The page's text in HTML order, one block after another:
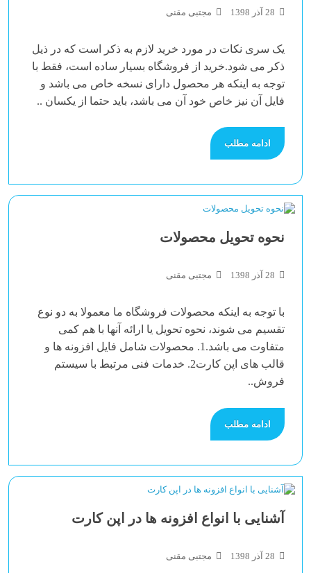
28 آذر 1398 مجتبی مقنی
یک سری نکات در مورد خرید لازم به ذکر است که در ذیل
ذکر می شود.خرید از فروشگاه بسیار ساده است، فقط با
توجه به اینکه هر محصول دارای نسخه خاص می باشد و
فایل آن نیز خاص خود آن می باشد، باید حتما از یکسان ..
ادامه مطلب
نحوه تحویل محصولات
28 آذر 1398 مجتبی مقنی
با توجه به اینکه محصولات فروشگاه ما معمولا به دو نوع
تقسیم می شوند، نحوه تحویل یا ارائه آنها با هم کمی
متفاوت می باشد.1. محصولات شامل فایل افزونه ها و
قالب های اپن کارت2. خدمات فنی مرتبط با سیستم
فروش..
ادامه مطلب
آشنایی با انواع افزونه ها در اپن کارت
28 آذر 1398 مجتبی مقنی